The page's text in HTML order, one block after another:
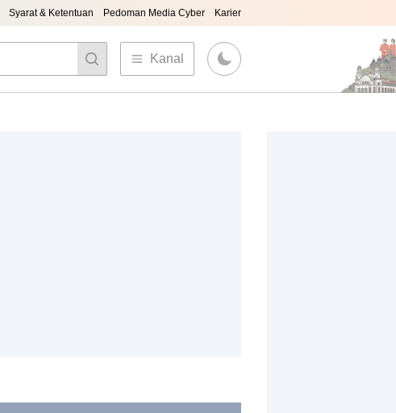
Syarat & Ketentuan Pedoman Media Cyber Karier
Kanal